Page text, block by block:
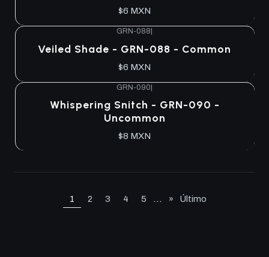
$6 MXN
GRN-088
Veiled Shade - GRN-088 - Common
$6 MXN
GRN-090|
Whispering Snitch - GRN-090 -
Uncommon
$8 MXN
1 2 3 4 5 ... » Último